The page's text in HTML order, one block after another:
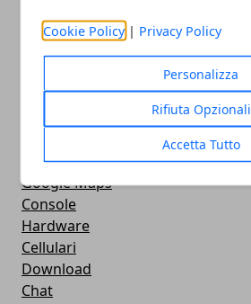
Cookie Policy | Privacy Policy
Personalizza
Rifiuta Opzionali
Accetta Tutto
Apple
Videogames
Android
FaceBook
Google Maps
Console
Hardware
Cellulari
Download
Chat